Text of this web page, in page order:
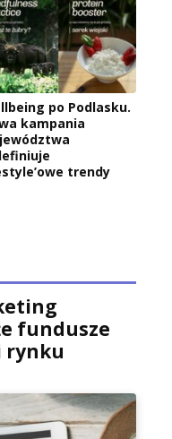
po Podlasku.
kampania
trendy
fundusze
rynku